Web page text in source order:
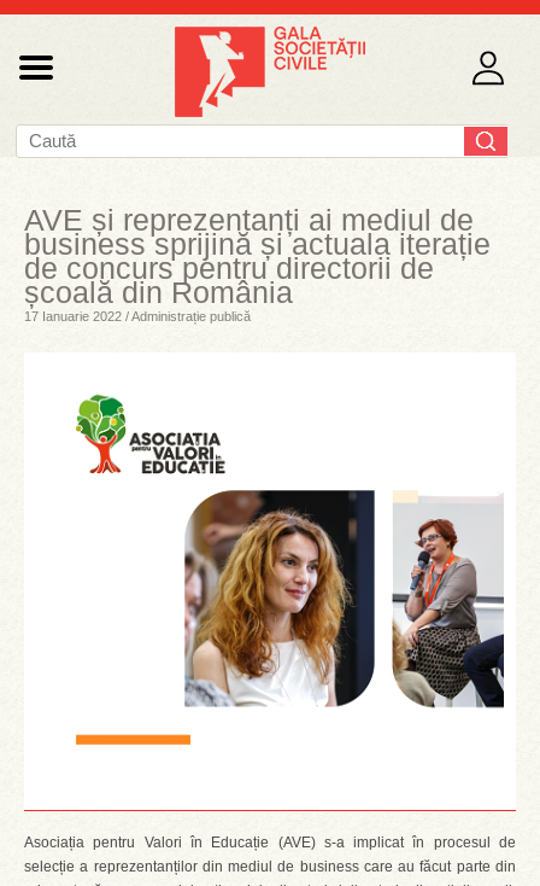
AVE și reprezentanți ai mediul de
business sprijină și actuala iterație
de concurs pentru directorii de
școală din România
17 Ianuarie 2022 / Administrație publică
Asociația pentru Valori în Educație (AVE) s-a implicat în procesul de
selecție a reprezentanților din mediul de business care au făcut parte din